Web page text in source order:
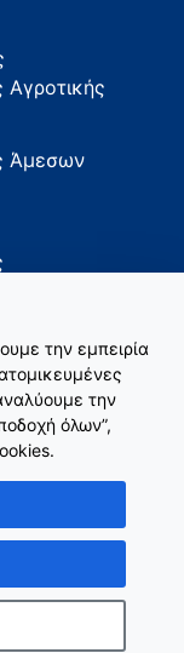
Αγροτικής
Άμεσων
& Υποδομών
λimeframe
την εμπειρία
την
όλων”,